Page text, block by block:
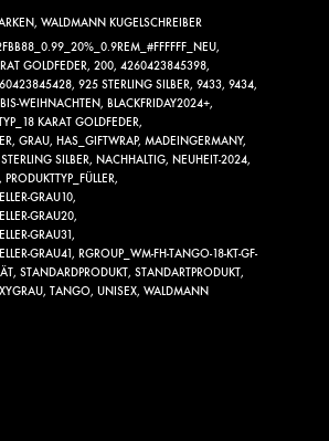
, WALDMANN KUGELSCHREIBER
,
GOLDFEDER, 200, 4260423845398,
, 925 STERLING SILBER, 9433, 9434,
BIS-WEIHNACHTEN, BLACKFRIDAY2024+,
KARAT GOLDFEDER,
, GRAU, HAS_GIFTWRAP, MADEINGERMANY,
SILBER, NACHHALTIG, NEUHEIT-2024,
PRODUKTTYP_FÜLLER,
GRAU10,
GRAU20,
GRAU31,
GRAU41, RGROUP_WM-FH-TANGO-18-KT-GF-
, STANDARDPRODUKT, STANDARTPRODUKT,
, TANGO, UNISEX, WALDMANN